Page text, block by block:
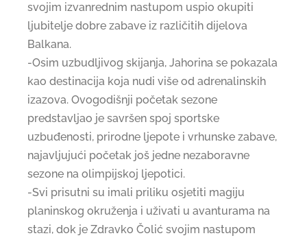
svojim izvanrednim nastupom uspio okupiti
ljubitelje dobre zabave iz različitih dijelova
Balkana.
-Osim uzbudljivog skijanja, Jahorina se pokazala
kao destinacija koja nudi više od adrenalinskih
izazova. Ovogodišnji početak sezone
predstavljao je savršen spoj sportske
uzbuđenosti, prirodne ljepote i vrhunske zabave,
najavljujući početak još jedne nezaboravne
sezone na olimpijskoj ljepotici.
-Svi prisutni su imali priliku osjetiti magiju
planinskog okruženja i uživati u avanturama na
stazi, dok je Zdravko Čolić svojim nastupom